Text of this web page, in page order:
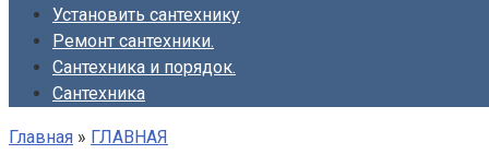
Установить сантехнику
Ремонт сантехники.
Сантехника и порядок.
Сантехника
Главная » ГЛАВНАЯ